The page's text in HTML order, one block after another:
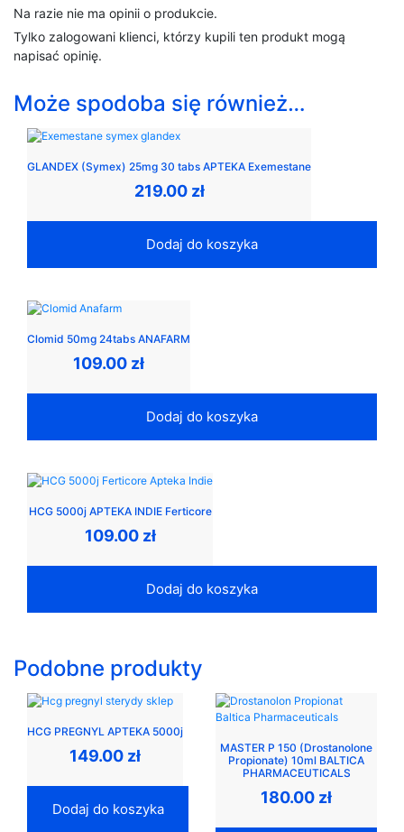
Na razie nie ma opinii o produkcie.
Tylko zalogowani klienci, którzy kupili ten produkt mogą
napisać opinię.
Może spodoba się również…
GLANDEX (Symex) 25mg 30 tabs APTEKA Exemestane
219.00 zł
Dodaj do koszyka
Clomid 50mg 24tabs ANAFARM
109.00 zł
Dodaj do koszyka
HCG 5000j APTEKA INDIE Ferticore
109.00 zł
Dodaj do koszyka
Podobne produkty
HCG PREGNYL APTEKA 5000j
149.00 zł
Dodaj do koszyka
MASTER P 150 (Drostanolone
Propionate) 10ml BALTICA
PHARMACEUTICALS
180.00 zł